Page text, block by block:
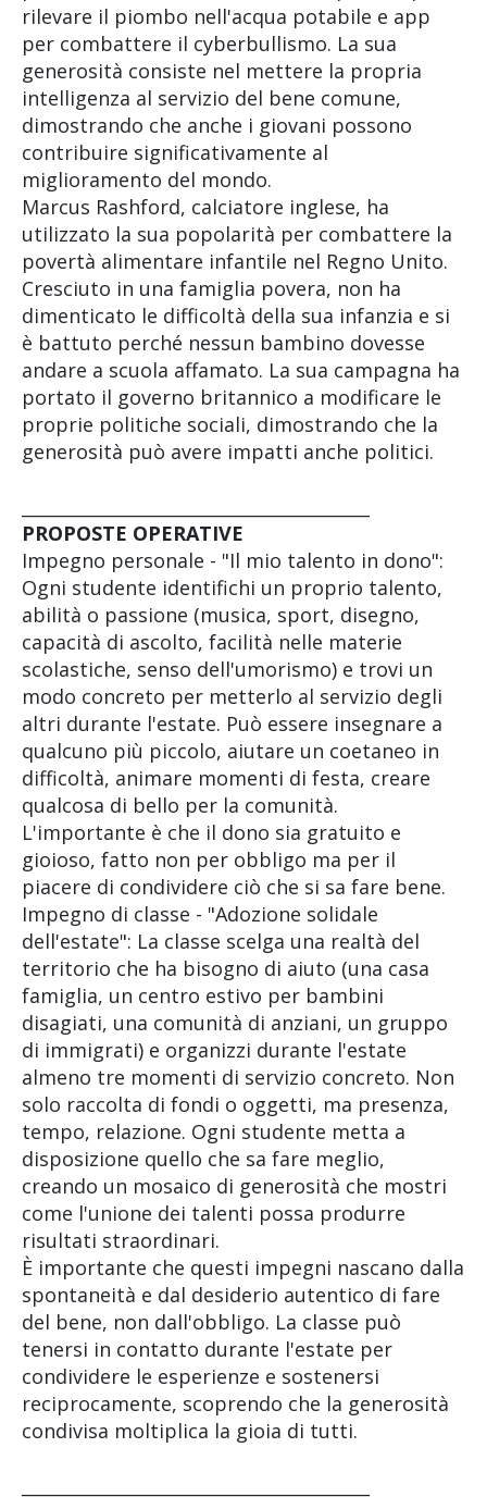
rilevare il piombo nell'acqua potabile e app
per combattere il cyberbullismo. La sua
generosità consiste nel mettere la propria
intelligenza al servizio del bene comune,
dimostrando che anche i giovani possono
contribuire significativamente al
miglioramento del mondo.
Marcus Rashford, calciatore inglese, ha
utilizzato la sua popolarità per combattere la
povertà alimentare infantile nel Regno Unito.
Cresciuto in una famiglia povera, non ha
dimenticato le difficoltà della sua infanzia e si
è battuto perché nessun bambino dovesse
andare a scuola affamato. La sua campagna ha
portato il governo britannico a modificare le
proprie politiche sociali, dimostrando che la
generosità può avere impatti anche politici.
PROPOSTE OPERATIVE
Impegno personale - "Il mio talento in dono":
Ogni studente identifichi un proprio talento,
abilità o passione (musica, sport, disegno,
capacità di ascolto, facilità nelle materie
scolastiche, senso dell'umorismo) e trovi un
modo concreto per metterlo al servizio degli
altri durante l'estate. Può essere insegnare a
qualcuno più piccolo, aiutare un coetaneo in
difficoltà, animare momenti di festa, creare
qualcosa di bello per la comunità.
L'importante è che il dono sia gratuito e
gioioso, fatto non per obbligo ma per il
piacere di condividere ciò che si sa fare bene.
Impegno di classe - "Adozione solidale
dell'estate": La classe scelga una realtà del
territorio che ha bisogno di aiuto (una casa
famiglia, un centro estivo per bambini
disagiati, una comunità di anziani, un gruppo
di immigrati) e organizzi durante l'estate
almeno tre momenti di servizio concreto. Non
solo raccolta di fondi o oggetti, ma presenza,
tempo, relazione. Ogni studente metta a
disposizione quello che sa fare meglio,
creando un mosaico di generosità che mostri
come l'unione dei talenti possa produrre
risultati straordinari.
È importante che questi impegni nascano dalla
spontaneità e dal desiderio autentico di fare
del bene, non dall'obbligo. La classe può
tenersi in contatto durante l'estate per
condividere le esperienze e sostenersi
reciprocamente, scoprendo che la generosità
condivisa moltiplica la gioia di tutti.